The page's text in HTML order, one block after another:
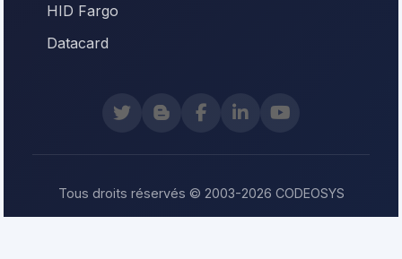
HID Fargo
Datacard
Tous droits réservés © 2003-2026 CODEOSYS